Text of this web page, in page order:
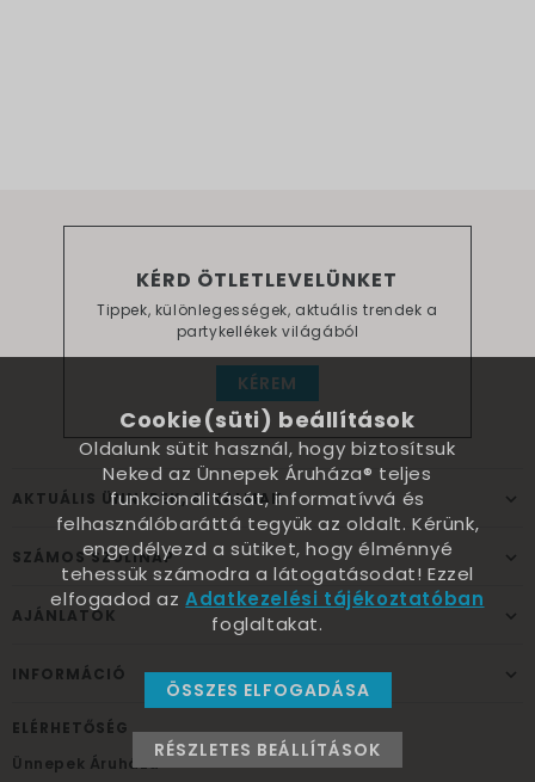
KÉRD ÖTLETLEVELÜNKET
Tippek, különlegességek, aktuális trendek a
partykellékek világából
KÉREM
AKTUÁLIS ÜNNEPEK, ALKALMAK
SZÁMOS SZÜLINAP
AJÁNLATOK
INFORMÁCIÓ
ELÉRHETŐSÉG
Ünnepek Áruháza
Cookie(süti) beállítások
Oldalunk sütit használ, hogy biztosítsuk
Neked az Ünnepek Áruháza® teljes
funkcionalitását, informatívvá és
felhasználóbaráttá tegyük az oldalt. Kérünk,
engedélyezd a sütiket, hogy élménnyé
tehessük számodra a látogatásodat! Ezzel
elfogadod azAdatkezelési tájékoztatóban
foglaltakat.
ÖSSZES ELFOGADÁSA
RÉSZLETES BEÁLLÍTÁSOK